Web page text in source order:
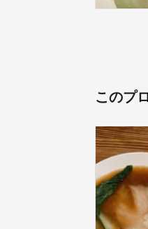
このプ